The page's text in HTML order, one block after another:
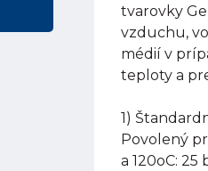
tvarovky
vzduchu,
médií v
teploty a
1)
Povolený
a 120oC: 25